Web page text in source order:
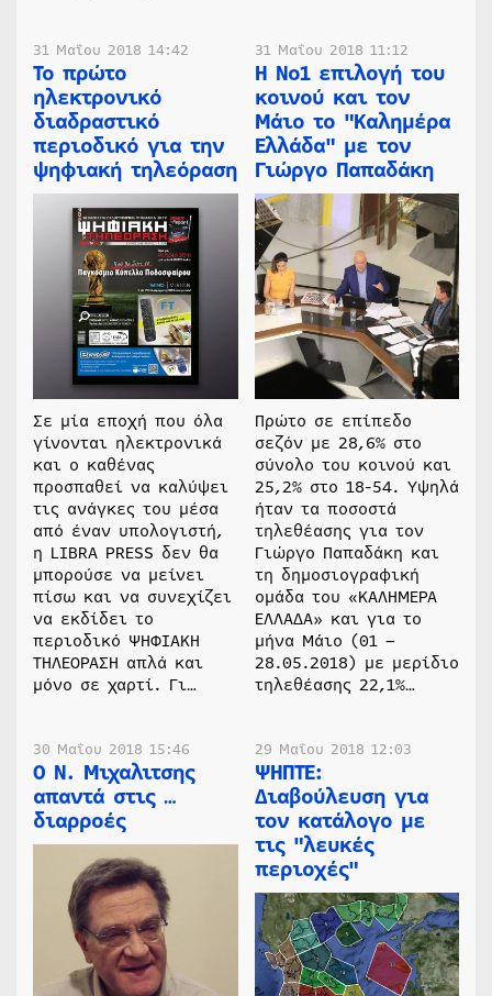
31 Μαΐου 2018 14:42
Το πρώτο
ηλεκτρονικό
διαδραστικό
περιοδικό για την
ψηφιακή τηλεόραση
Σε μία εποχή που όλα
γίνονται ηλεκτρονικά
και ο καθένας
προσπαθεί να καλύψει
τις ανάγκες του μέσα
από έναν υπολογιστή,
η LIBRA PRESS δεν θα
μπορούσε να μείνει
πίσω και να συνεχίζει
να εκδίδει το
περιοδικό ΨΗΦΙΑΚΗ
ΤΗΛΕΟΡΑΣΗ απλά και
μόνο σε χαρτί. Γι…
31 Μαΐου 2018 11:12
Η Νο1 επιλογή του
κοινού και τον
Μάιο το "Καλημέρα
Ελλάδα" με τον
Γιώργο Παπαδάκη
Πρώτο σε επίπεδο
σεζόν με 28,6% στο
σύνολο του κοινού και
25,2% στο 18-54. Υψηλά
ήταν τα ποσοστά
τηλεθέασης για τον
Γιώργο Παπαδάκη και
τη δημοσιογραφική
ομάδα του «ΚΑΛΗΜΕΡΑ
ΕΛΛΑΔΑ» και για το
μήνα Μάιο (01 –
28.05.2018) με μερίδιο
τηλεθέασης 22,1%…
30 Μαΐου 2018 15:46
Ο Ν. Μιχαλιτσης
απαντά στις …
διαρροές
29 Μαΐου 2018 12:03
ΨΗΠΤΕ:
Διαβούλευση για
τον κατάλογο με
τις "λευκές
περιοχές"